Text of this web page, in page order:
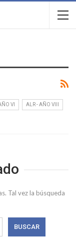
VI ALR - AÑO VIII
Tal vez la búsqueda